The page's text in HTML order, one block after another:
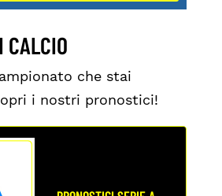
CALCIO
che stai
i nostri pronostici!